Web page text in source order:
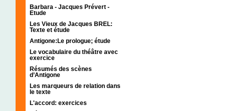
Barbara - Jacques Prévert -
Etude
Les Vieux de Jacques BREL:
Texte et étude
Antigone:Le prologue; étude
Le vocabulaire du théâtre avec
exercice
Résumés des scènes
d’Antigone
Les marqueurs de relation dans
le texte
L'accord: exercices